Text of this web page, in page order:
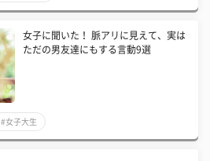
女子に聞いた！ 脈アリに見えて、実は
ただの男友達にもする言動9選
#女子大生